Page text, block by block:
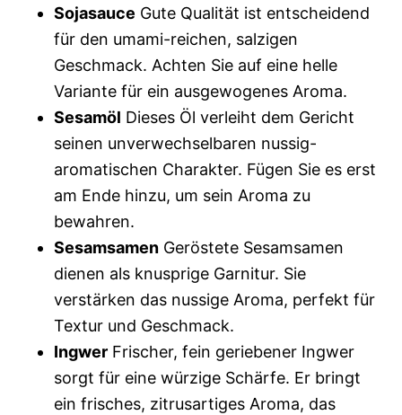
Sojasauce Gute Qualität ist entscheidend
für den umami-reichen, salzigen
Geschmack. Achten Sie auf eine helle
Variante für ein ausgewogenes Aroma.
Sesamöl Dieses Öl verleiht dem Gericht
seinen unverwechselbaren nussig-
aromatischen Charakter. Fügen Sie es erst
am Ende hinzu, um sein Aroma zu
bewahren.
Sesamsamen Geröstete Sesamsamen
dienen als knusprige Garnitur. Sie
verstärken das nussige Aroma, perfekt für
Textur und Geschmack.
Ingwer Frischer, fein geriebener Ingwer
sorgt für eine würzige Schärfe. Er bringt
ein frisches, zitrusartiges Aroma, das